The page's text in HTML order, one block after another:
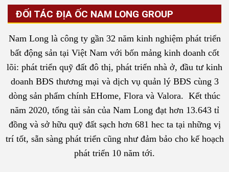
ĐỐI TÁC ĐỊA ỐC NAM LONG GROUP
Nam Long là công ty gần 32 năm kinh nghiệm phát triển
bất động sản tại Việt Nam với bốn mảng kinh doanh cốt
lõi: phát triển quỹ đất đô thị, phát triển nhà ở, đầu tư kinh
doanh BĐS thương mại và dịch vụ quản lý BĐS cùng 3
dòng sản phẩm chính EHome, Flora và Valora. Kết thúc
năm 2020, tổng tài sản của Nam Long đạt hơn 13.643 tỉ
đồng và sở hữu quỹ đất sạch hơn 681 hec ta tại những vị
trí tốt, sẵn sàng phát triển cũng như đảm bảo cho kế hoạch
phát triển 10 năm tới.